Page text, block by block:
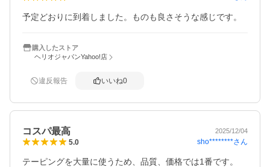
予定どおりに到着しました。ものも良さそうな感じです。
購入したストア
ヘリオジャパンYahoo!店
違反報告 いいね0
コスパ最高 2025/12/04
5.0 sho********さん
テーピングを大量に使うため、品質、価格では1番です。